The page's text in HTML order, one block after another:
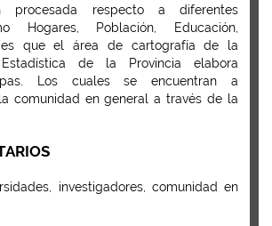
procesada respecto a diferentes
Hogares, Población, Educación,
es que el área de cartografía de la
de la Provincia elabora
Los cuales se encuentran a
comunidad en general a través de la
investigadores, comunidad en